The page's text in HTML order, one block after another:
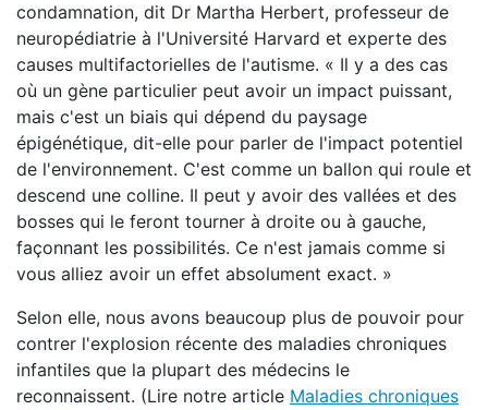
condamnation, dit Dr Martha Herbert, professeur de
neuropédiatrie à l'Université Harvard et experte des
causes multifactorielles de l'autisme. « Il y a des cas
où un gène particulier peut avoir un impact puissant,
mais c'est un biais qui dépend du paysage
épigénétique, dit-elle pour parler de l'impact potentiel
de l'environnement. C'est comme un ballon qui roule et
descend une colline. Il peut y avoir des vallées et des
bosses qui le feront tourner à droite ou à gauche,
façonnant les possibilités. Ce n'est jamais comme si
vous alliez avoir un effet absolument exact. »
Selon elle, nous avons beaucoup plus de pouvoir pour
contrer l'explosion récente des maladies chroniques
infantiles que la plupart des médecins le
reconnaissent. (Lire notre article Maladies chroniques